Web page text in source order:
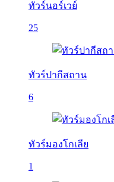
ทัวร์นอร์เวย์
25
ทัวร์ปากีสถาน
6
ทัวร์มองโกเลีย
1